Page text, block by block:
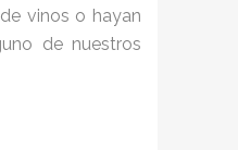
vinos o hayan
de nuestros